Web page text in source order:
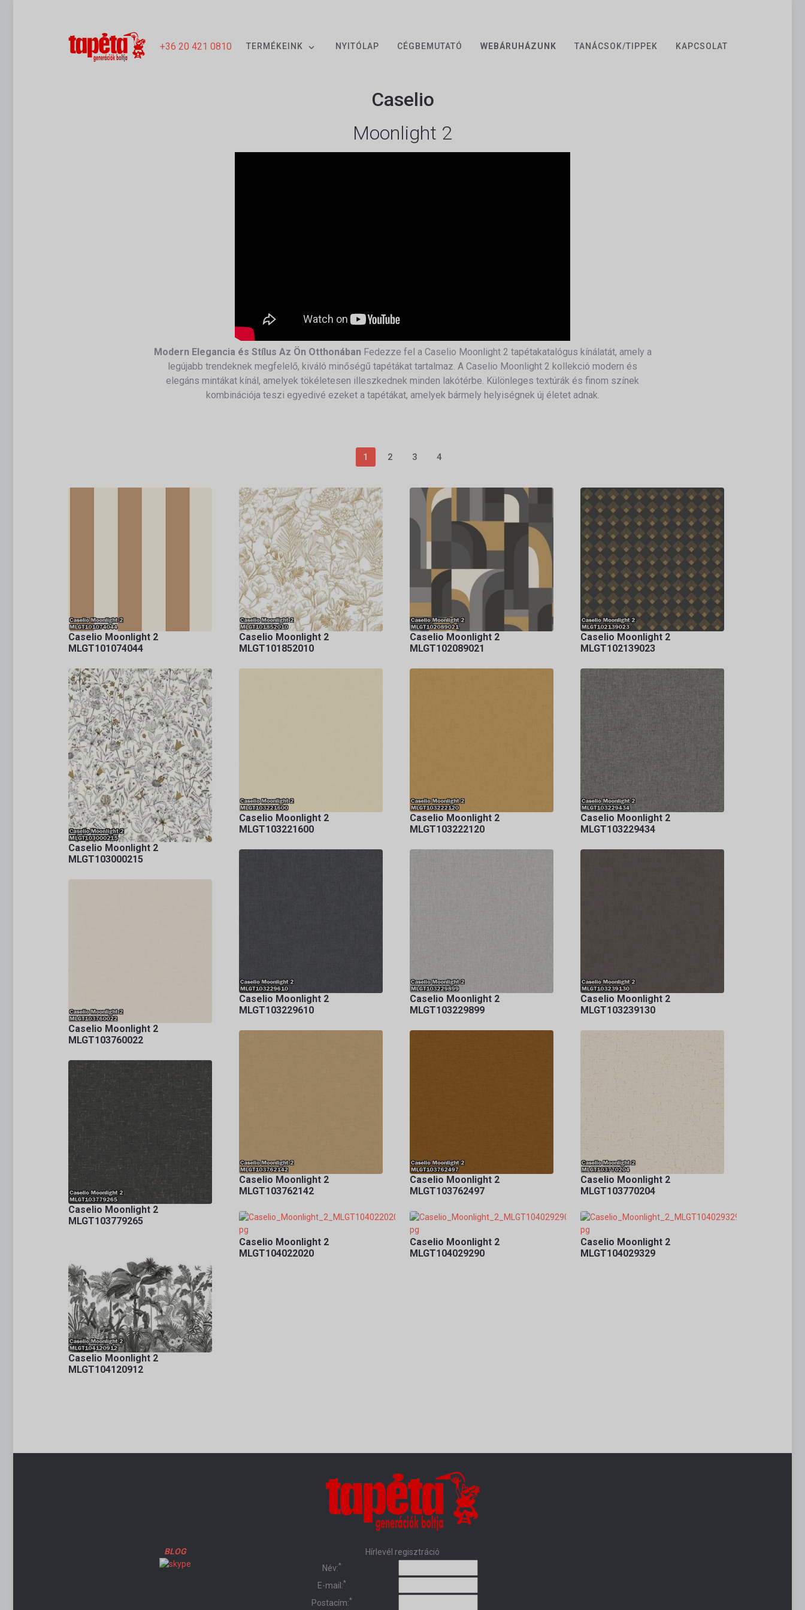
+36 20 421 0810 TERMÉKEINK NYITÓLAP CÉGBEMUTATÓ WEBÁRUHÁZUNK TANÁCSOK/TIPPEK KAPCSOLAT
Caselio
Moonlight 2
Modern Elegancia és Stílus Az Ön Otthonában Fedezze fel a Caselio Moonlight 2 tapétakatalógus kínálatát, amely a
legújabb trendeknek megfelelő, kiváló minőségű tapétákat tartalmaz. A Caselio Moonlight 2 kollekció modern és
elegáns mintákat kínál, amelyek tökéletesen illeszkednek minden lakótérbe. Különleges textúrák és finom színek
kombinációja teszi egyedivé ezeket a tapétákat, amelyek bármely helyiségnek új életet adnak.
1 2 3 4
Caselio Moonlight 2
MLGT101074044
Caselio Moonlight 2
MLGT101852010
Caselio Moonlight 2
MLGT102089021
Caselio Moonlight 2
MLGT102139023
Caselio Moonlight 2
MLGT103000215
Caselio Moonlight 2
MLGT103221600
Caselio Moonlight 2
MLGT103222120
Caselio Moonlight 2
MLGT103229434
Caselio Moonlight 2
MLGT103229610
Caselio Moonlight 2
MLGT103229899
Caselio Moonlight 2
MLGT103239130
Caselio Moonlight 2
MLGT103760022
Caselio Moonlight 2
MLGT103762142
Caselio Moonlight 2
MLGT103762497
Caselio Moonlight 2
MLGT103770204
Caselio Moonlight 2
MLGT103779265
Caselio Moonlight 2
MLGT104022020
Caselio Moonlight 2
MLGT104029290
Caselio Moonlight 2
MLGT104029329
Caselio Moonlight 2
MLGT104120912
BLOG
Hírlevél regisztráció
Név:*
E-mail:*
Postacím:*